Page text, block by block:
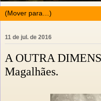
11 de jul. de 2016
A OUTRA
Magalhães.